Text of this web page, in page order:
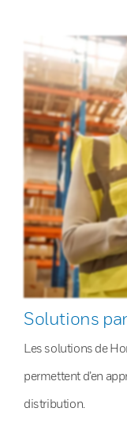
Solutions
Les solutions de
permettent d’en
distribution.